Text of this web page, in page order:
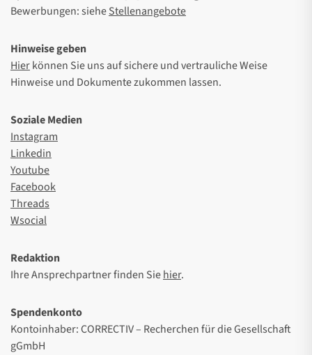
Bewerbungen: sieheStellenangebote
Hinweise geben
Hierkönnen Sie uns auf sichere und vertrauliche Weise
Hinweise und Dokumente zukommen lassen.
Soziale Medien
Instagram
Linkedin
Youtube
Facebook
Threads
Wsocial
Redaktion
Ihre Ansprechpartner finden Siehier.
Spendenkonto
Kontoinhaber: CORRECTIV – Recherchen für die Gesellschaft
gGmbH